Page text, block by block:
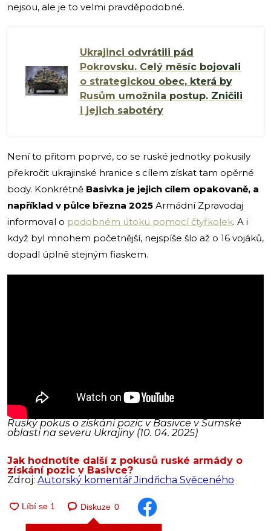
nejsou, ale je to velmi pravděpodobné.
Ukrajinci odvrátili pád
Pokrovsku. Celý měsíc bojovali
o strategickou obec, která by
Rusům umožnila postup. Zničili
i jejich sabotéry
Není to přitom poprvé, co se ruské jednotky pokusily
překročit ukrajinské hranice s cílem získat tam opěrné
body. Konkrétně Basivka je jejich cílem opakovaně, a
například v půlce března 2025 Armádní Zpravodaj
informoval o podobném útoku pomocí čtyřkolek. A i
když byl mnohem početnější, nejspíše šlo až o 16 vojáků,
dopadl úplně stejným fiaskem.
Ruský pokus o získání pozic v Basivce v Sumské
oblasti na severu Ukrajiny (10. 04. 2025)
Jak hodnotíte další z pokusů ruské armády o
získání pozic v Basivce?
Zdroj: Autorský komentář Jindřicha Svěceného
Diskuze 0